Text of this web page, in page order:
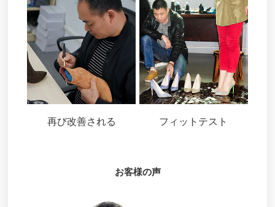
再び改善される フィットテスト
お客様の声